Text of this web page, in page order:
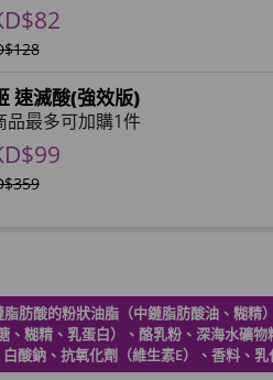
速滅酸(強效版)
品最多可加購1件
調經緊緻寶(27年2月到期)
品最多可加購1件
肪酸的粉狀油脂（中鏈脂肪酸油、糊精
、糊精、乳蛋白）、酪乳粉、深海水礦
白酸鈉、抗氧化劑（維生素E）、香料、